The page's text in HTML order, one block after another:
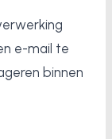
e-mail te
binnen